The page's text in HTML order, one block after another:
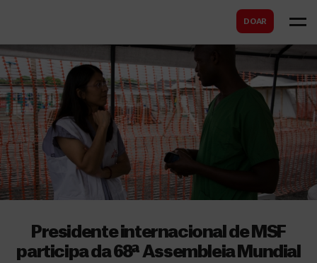
DOAR
r
Presidente internacional de MSF
participa da 68ª Assembleia Mundial
s
c
a
r